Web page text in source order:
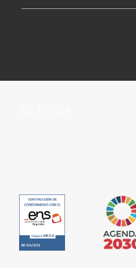
Tribunal Administrativo de